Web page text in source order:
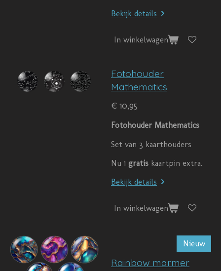
Bekijk details
In winkelwagen
Fotohouder
Mathematics
€ 10,95
Fotohouder Mathematics
Set van 3 kaarthouders
Nu 1 gratis kaartpin extra.
Bekijk details
In winkelwagen
Nieuw
Rainbow marmer